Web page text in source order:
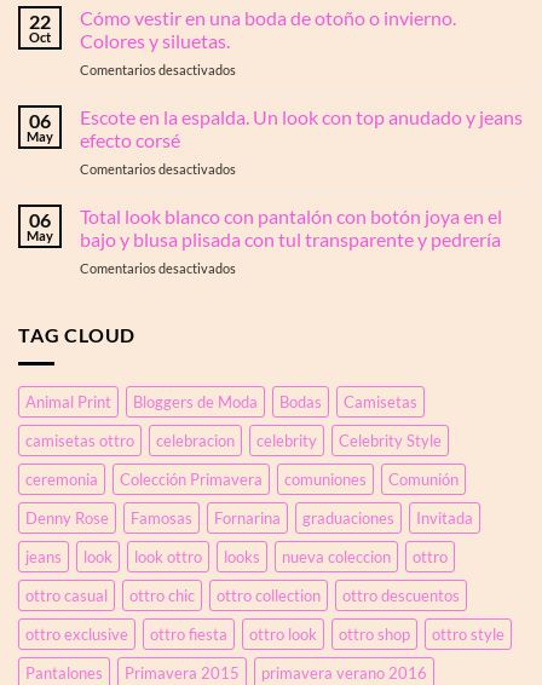
en
elegancia
transforma
los
vestidos
puntos
los
otoño
cómo
debes
22
Oct
Cómo vestir en una boda de otoño o invierno.
Colores y siluetas.
Comentarios desactivados
vestir
en
boda
otoño
Colores
06
May
Escote en la espalda. Un look con top anudado y jeans
efecto corsé
Comentarios desactivados
la
espalda.
Un
jeans
efecto
06
May
Total look blanco con pantalón con botón joya en el
bajo y blusa plisada con tul transparente y pedrería
Comentarios desactivados
con
botón
joya
en
bajo
y
blusa
plisada
con
tul
transparente
pedrería
TAG CLOUD
Animal Print Bloggers de Moda Bodas
Camisetas
camisetas ottro
celebracion celebrity
Celebrity Style
ceremonia
Colección Primavera comuniones
Comunión
Denny Rose
Famosas Fornarina graduaciones
Invitada
jeans
look look ottro looks nueva coleccion
ottro
ottro casual
ottro chic ottro collection
ottro descuentos
ottro exclusive
ottro fiesta ottro look ottro shop
ottro style
Pantalones
Primavera 2015
primavera verano 2016